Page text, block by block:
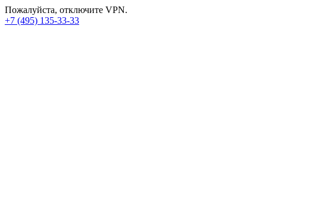
Пожалуйста, отключите VPN.
+7 (495) 135-33-33